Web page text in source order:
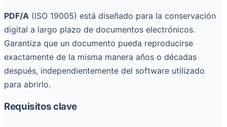
PDF/A (ISO 19005) está diseñado para la conservación
digital a largo plazo de documentos electrónicos.
Garantiza que un documento pueda reproducirse
exactamente de la misma manera años o décadas
después, independientemente del software utilizado
para abrirlo.
Requisitos clave